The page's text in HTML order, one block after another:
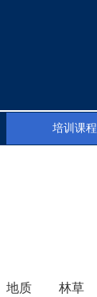
培训课程
地质 林草